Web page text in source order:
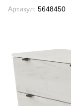
Артикул: 5648450